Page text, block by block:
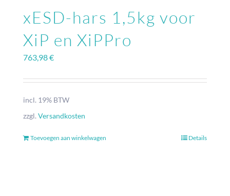
xESD-hars 1,5kg voor
XiP en XiPPro
763,98€
incl. 19% BTW
zzgl.Versandkosten
Toevoegen aan winkelwagen Details